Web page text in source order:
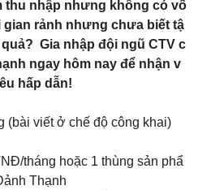
thu nhập nhưng không có vố
rảnh nhưng chưa biết tậ
Gia nhập đội ngũ CTV c
ngay hôm nay để nhận v
hấp dẫn!
(bài viết ở chế độ công khai)
tháng hoặc 1 thùng sản phẩ
Thạnh